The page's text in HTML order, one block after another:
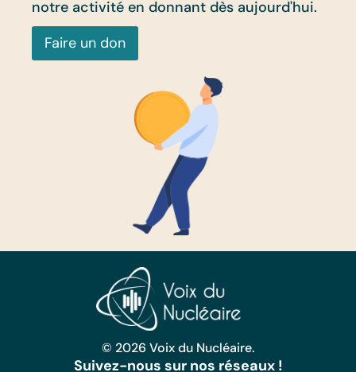
notre activité en donnant dès aujourd'hui.
Faire un don
© 2026 Voix du Nucléaire.
Suivez-nous sur nos réseaux !